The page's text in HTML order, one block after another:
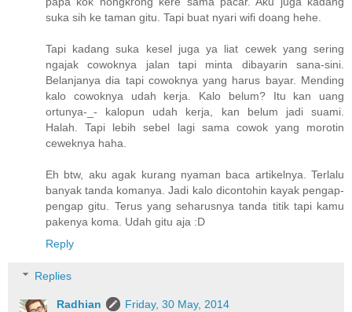
suka sih ke taman gitu. Tapi buat nyari wifi doang hehe.
Tapi kadang suka kesel juga ya liat cewek yang sering
ngajak cowoknya jalan tapi minta dibayarin sana-sini.
Belanjanya dia tapi cowoknya yang harus bayar. Mending
kalo cowoknya udah kerja. Kalo belum? Itu kan uang
ortunya-_- kalopun udah kerja, kan belum jadi suami.
Halah. Tapi lebih sebel lagi sama cowok yang morotin
ceweknya haha.
Eh btw, aku agak kurang nyaman baca artikelnya. Terlalu
banyak tanda komanya. Jadi kalo dicontohin kayak pengap-
pengap gitu. Terus yang seharusnya tanda titik tapi kamu
pakenya koma. Udah gitu aja :D
Reply
Replies
Radhian Friday, 30 May, 2014